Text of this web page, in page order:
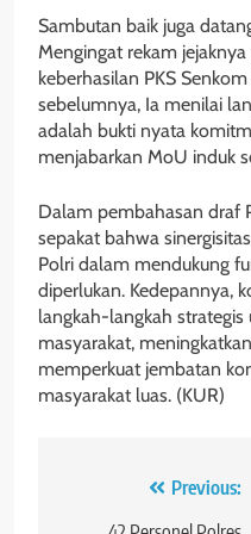
Sambutan baik juga
Mengingat rekam
keberhasilan PKS
sebelumnya, Ia menilai
adalah bukti nyata
menjabarkan MoU induk
Dalam pembahasan draf
sepakat bahwa
Polri dalam mendukung
diperlukan. Kedepannya,
langkah-langkah strategis
masyarakat,
memperkuat jembatan
masyarakat luas. (KUR)
Navigasi Previous: